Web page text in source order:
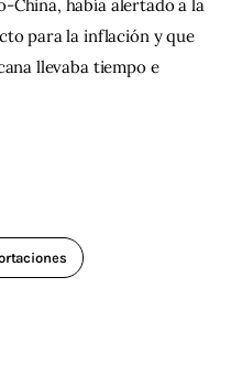
China, había alertado a la
para la inflación y que
llevaba tiempo e